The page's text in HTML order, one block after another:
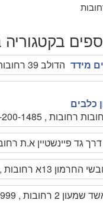
בקטגוריה
מידד הדולב 39 רחובות , 0526333150
כלבים
, 077-200-1485
דרך גד פיינשטיין א.ת רחובות ,
החרמון 13א רחובות , 0545461577
2 רחובות , 0522750999